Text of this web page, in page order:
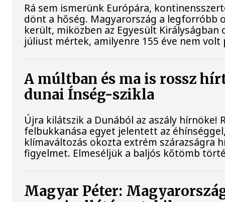
Rá sem ismerünk Európára,
dönt a hőség. Magyarország a legforróbb
került, miközben az Egyesült Királyságban
júliust mértek, amilyenre 155 éve nem
A múltban és ma is rossz
dunai Ínség-szikla
Újra kilátszik a Dunából az aszály hírnöke!
felbukkanása egyet jelentett az
klímaváltozás okozta extrém szárazságra
figyelmet. Elmeséljük a baljós kőtömb
Magyar Péter: